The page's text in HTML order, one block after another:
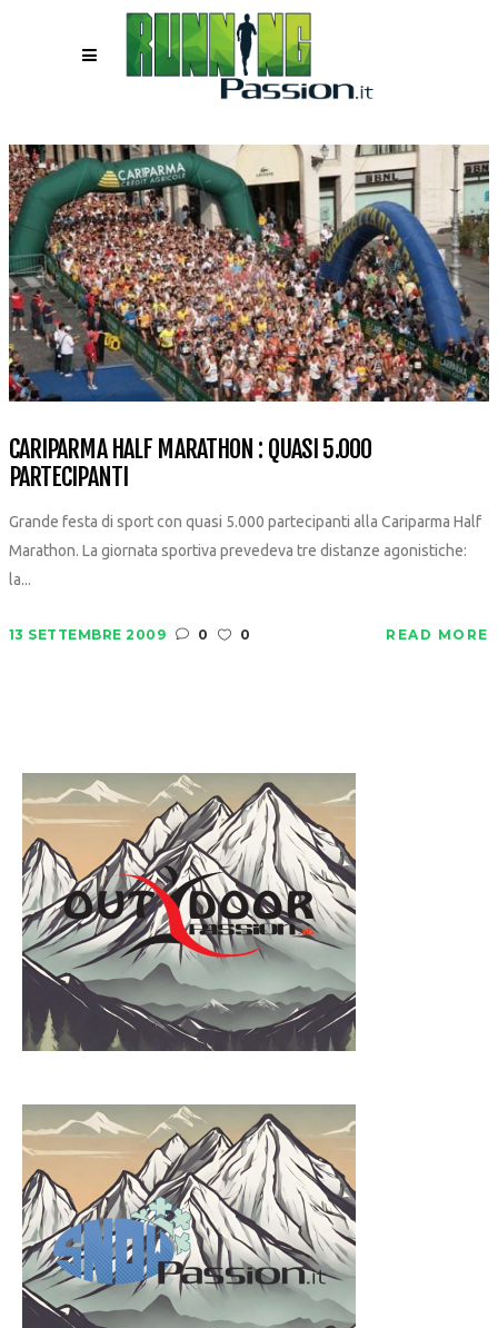
CARIPARMA HALF MARATHON : QUASI 5.000
PARTECIPANTI
Grande festa di sport con quasi 5.000 partecipanti alla Cariparma Half
Marathon. La giornata sportiva prevedeva tre distanze agonistiche:
la...
13 SETTEMBRE 2009 0 0 READ MORE